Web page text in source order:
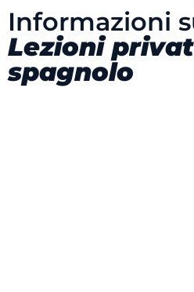
Informazioni
Lezioni
spagnolo